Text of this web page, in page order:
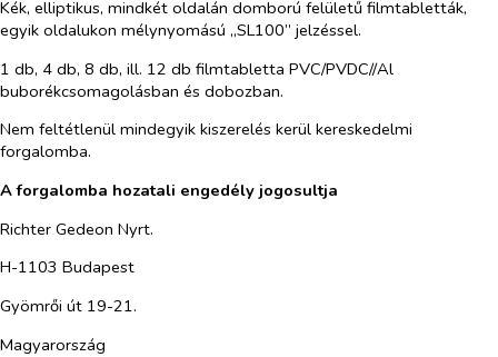
Kék, elliptikus, mindkét oldalán domború felületű filmtabletták,
egyik oldalukon mélynyomású „SL100” jelzéssel.
1 db, 4 db, 8 db, ill. 12 db filmtabletta PVC/PVDC//Al
buborékcsomagolásban és dobozban.
Nem feltétlenül mindegyik kiszerelés kerül kereskedelmi
forgalomba.
A forgalomba hozatali engedély jogosultja
Richter Gedeon Nyrt.
H-1103 Budapest
Gyömrői út 19-21.
Magyarország